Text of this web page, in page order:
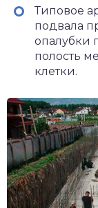
Типовое
подвала
опалубки
полость
клетки.